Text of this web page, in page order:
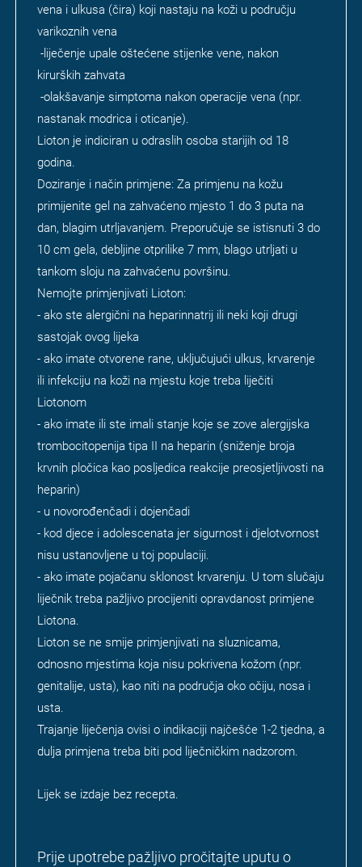
vena i ulkusa (čira) koji nastaju na koži u području
varikoznih vena
-liječenje upale oštećene stijenke vene, nakon
kirurških zahvata
-olakšavanje simptoma nakon operacije vena (npr.
nastanak modrica i oticanje).
Lioton je indiciran u odraslih osoba starijih od 18
godina.
Doziranje i način primjene: Za primjenu na kožu
primijenite gel na zahvaćeno mjesto 1 do 3 puta na
dan, blagim utrljavanjem. Preporučuje se istisnuti 3 do
10 cm gela, debljine otprilike 7 mm, blago utrljati u
tankom sloju na zahvaćenu površinu.
Nemojte primjenjivati Lioton:
- ako ste alergični na heparinnatrij ili neki koji drugi
sastojak ovog lijeka
- ako imate otvorene rane, uključujući ulkus, krvarenje
ili infekciju na koži na mjestu koje treba liječiti
Liotonom
- ako imate ili ste imali stanje koje se zove alergijska
trombocitopenija tipa II na heparin (sniženje broja
krvnih pločica kao posljedica reakcije preosjetljivosti na
heparin)
- u novorođenčadi i dojenčadi
- kod djece i adolescenata jer sigurnost i djelotvornost
nisu ustanovljene u toj populaciji.
- ako imate pojačanu sklonost krvarenju. U tom slučaju
liječnik treba pažljivo procijeniti opravdanost primjene
Liotona.
Lioton se ne smije primjenjivati na sluznicama,
odnosno mjestima koja nisu pokrivena kožom (npr.
genitalije, usta), kao niti na područja oko očiju, nosa i
usta.
Trajanje liječenja ovisi o indikaciji najčešće 1-2 tjedna, a
dulja primjena treba biti pod liječničkim nadzorom.
Lijek se izdaje bez recepta.
Prije upotrebe pažljivo pročitajte uputu o